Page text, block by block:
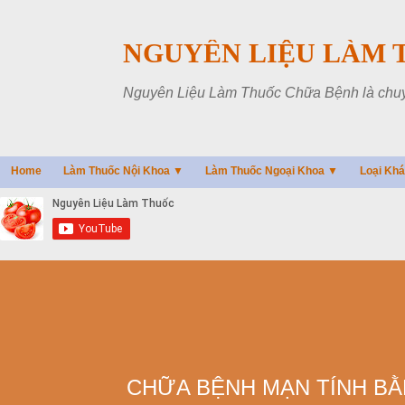
NGUYÊN LIỆU LÀM
Nguyên Liệu Làm Thuốc Chữa Bệnh là
Home Làm Thuốc Nội Khoa ▼ Làm Thuốc Ngoại Khoa ▼ Loại
CHỮA BỆNH MẠN TÍNH